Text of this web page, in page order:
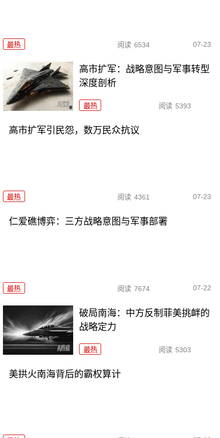
最热 阅读 6534 07-23
高市扩军：战略意图与军事转型
深度剖析
最热 阅读 5393
高市扩军引民怨，数万民众抗议
最热 阅读 4361 07-23
仁爱礁博弈：三方战略意图与军事部署
最热 阅读 7674 07-22
破局南海：中方反制菲美挑衅的
战略定力
最热 阅读 5303
美拱火南海背后的霸权算计